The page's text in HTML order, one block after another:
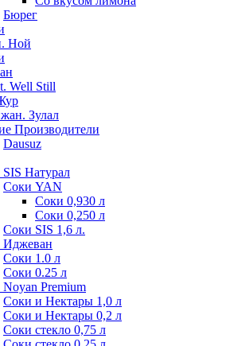
Бюрег
Ной
Well Still
Зулал
Производители
Dausuz
Натурал
Соки YAN
Соки 0,930 л
Соки 0,250 л
Соки SIS 1,6 л.
Иджеван
Соки 1.0 л
Соки 0.25 л
Premium
Соки и Нектары 1,0 л
Соки и Нектары 0,2 л
Соки стекло 0,75 л